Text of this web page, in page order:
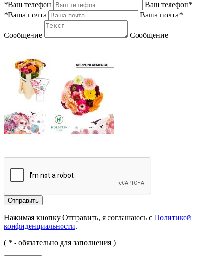
*Ваш телефон Ваш телефон*
*Ваша почта Ваша почта*
Сообщение Сообщение
Отправить
Нажимая кнопку Отправить, я соглашаюсь с Политикой
конфиденциальности.
( * - обязательно для заполнения )